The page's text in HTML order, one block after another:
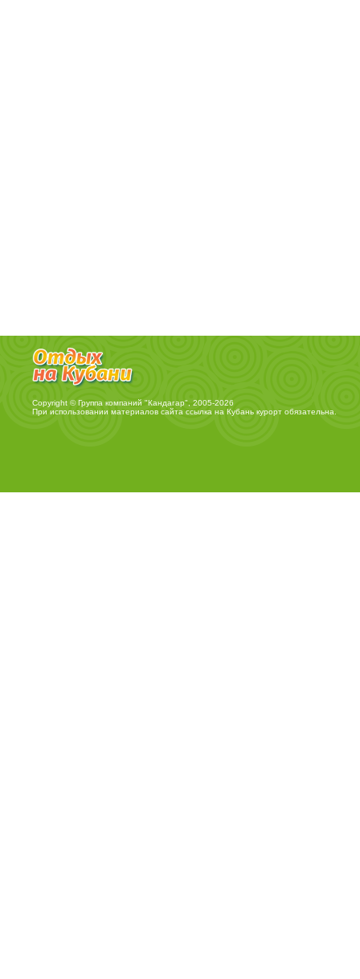
Copyright © Группа компаний "Кандагар", 2005-2026
При использовании материалов сайта ссылка на Кубань курортобязательна.